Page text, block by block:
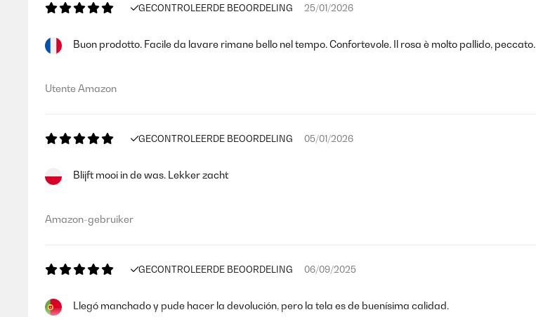
GECONTROLEERDE BEOORDELING 25/01/2026
Buon prodotto. Facile da lavare rimane bello nel tempo. Confortevole. Il rosa è molto pallido, peccato.
Utente Amazon
GECONTROLEERDE BEOORDELING 05/01/2026
Blijft mooi in de was. Lekker zacht
Amazon-gebruiker
GECONTROLEERDE BEOORDELING 06/09/2025
Llegó manchado y pude hacer la devolución, pero la tela es de buenísima calidad.